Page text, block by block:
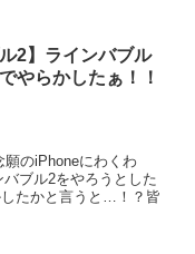
2】ラインバブル
やらかしたぁ！！
のiPhoneにわくわ
ブル2をやろうとした
たかと言うと…！？皆